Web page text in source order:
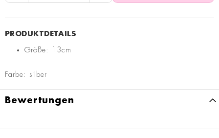
Größe: 13cm
Farbe: silber
Bewertungen